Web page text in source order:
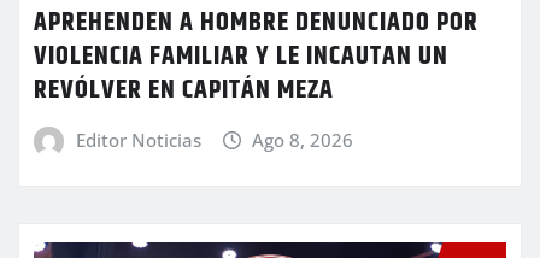
APREHENDEN A HOMBRE DENUNCIADO POR
VIOLENCIA FAMILIAR Y LE INCAUTAN UN
REVÓLVER EN CAPITÁN MEZA
Editor Noticias Ago 8, 2026